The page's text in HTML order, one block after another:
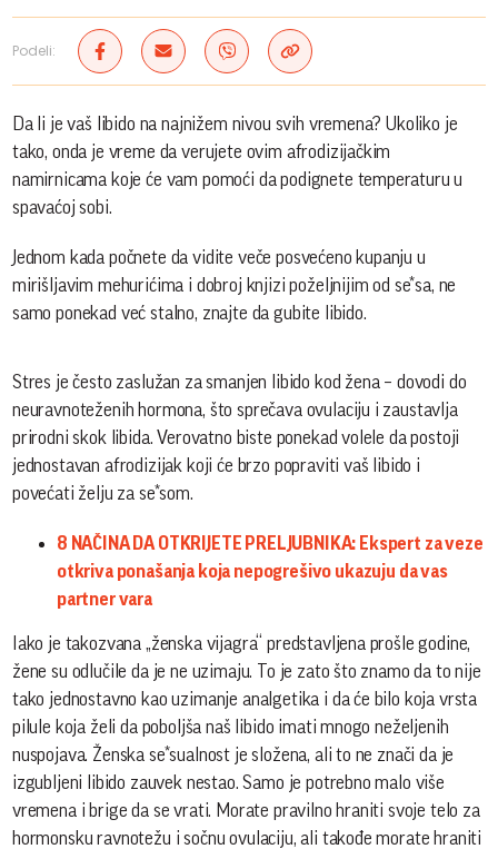
Podeli:
Da li je vaš libido na najnižem nivou svih vremena? Ukoliko je
tako, onda je vreme da verujete ovim afrodizijačkim
namirnicama koje će vam pomoći da podignete temperaturu u
spavaćoj sobi.
Jednom kada počnete da vidite veče posvećeno kupanju u
mirišljavim mehurićima i dobroj knjizi poželjnijim od se*sa, ne
samo ponekad već stalno, znajte da gubite libido.
Stres je često zaslužan za smanjen libido kod žena – dovodi do
neuravnoteženih hormona, što sprečava ovulaciju i zaustavlja
prirodni skok libida. Verovatno biste ponekad volele da postoji
jednostavan afrodizijak koji će brzo popraviti vaš libido i
povećati želju za se*som.
8 NAČINA DA OTKRIJETE PRELJUBNIKA: Ekspert za veze
otkriva ponašanja koja nepogrešivo ukazuju da vas
partner vara
Iako je takozvana „ženska vijagra“ predstavljena prošle godine,
žene su odlučile da je ne uzimaju. To je zato što znamo da to nije
tako jednostavno kao uzimanje analgetika i da će bilo koja vrsta
pilule koja želi da poboljša naš libido imati mnogo neželjenih
nuspojava. Ženska se*sualnost je složena, ali to ne znači da je
izgubljeni libido zauvek nestao. Samo je potrebno malo više
vremena i brige da se vrati. Morate pravilno hraniti svoje telo za
hormonsku ravnotežu i sočnu ovulaciju, ali takođe morate hraniti